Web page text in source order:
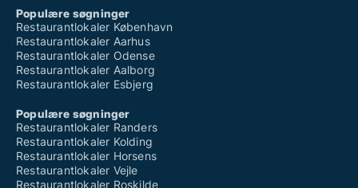
Populære søgninger
Restaurantlokaler København
Restaurantlokaler Aarhus
Restaurantlokaler Odense
Restaurantlokaler Aalborg
Restaurantlokaler Esbjerg
Populære søgninger
Restaurantlokaler Randers
Restaurantlokaler Kolding
Restaurantlokaler Horsens
Restaurantlokaler Vejle
Restaurantlokaler Roskilde